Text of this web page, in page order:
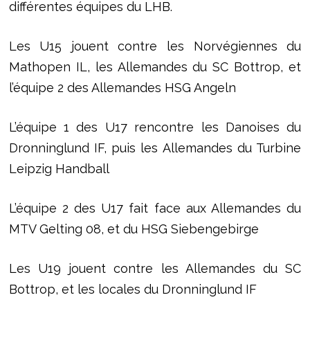
différentes équipes du LHB.
Les U15 jouent contre les Norvégiennes du
Mathopen IL, les Allemandes du SC Bottrop, et
l’équipe 2 des Allemandes HSG Angeln
L’équipe 1 des U17 rencontre les Danoises du
Dronninglund IF, puis les Allemandes du Turbine
Leipzig Handball
L’équipe 2 des U17 fait face aux Allemandes du
MTV Gelting 08, et du HSG Siebengebirge
Les U19 jouent contre les Allemandes du SC
Bottrop, et les locales du Dronninglund IF